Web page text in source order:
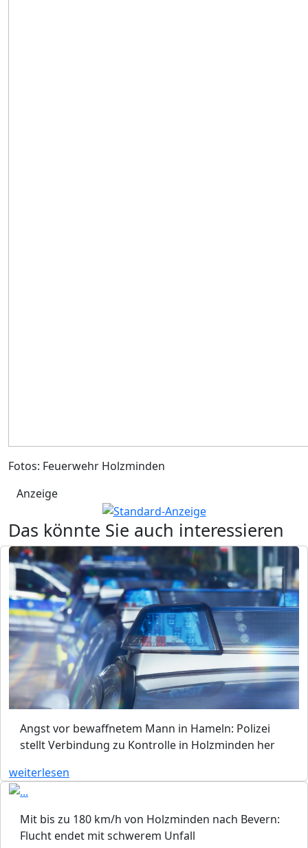
Fotos: Feuerwehr Holzminden
Anzeige
Das könnte Sie auch interessieren
Angst vor bewaffnetem Mann in Hameln: Polizei
stellt Verbindung zu Kontrolle in Holzminden her
weiterlesen
Mit bis zu 180 km/h von Holzminden nach Bevern:
Flucht endet mit schwerem Unfall